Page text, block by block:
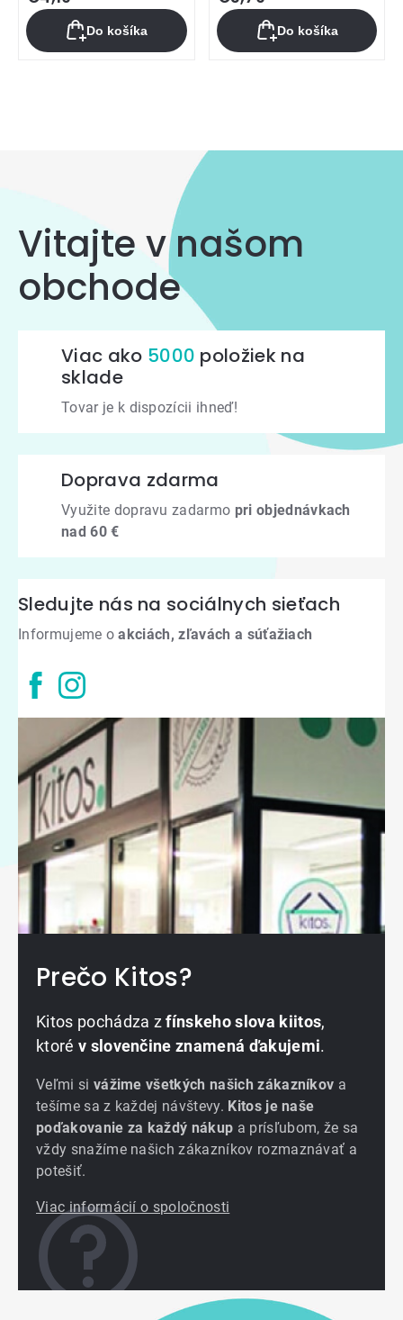
Do košíka Do košíka
prvky
výpisu
Vitajte v našom
obchode
Viac ako 5000 položiek na
sklade
Tovar je k dispozícii ihneď!
Doprava zdarma
Využite dopravu zadarmo pri objednávkach
nad 60 €
Sledujte nás na sociálnych sieťach
Informujeme oakciách, zľavách a súťažiach
Prečo Kitos?
Kitos pochádza zfínskeho slova kiitos,
ktoré v slovenčine znamená ďakujemi.
Veľmi si vážime všetkých našich zákazníkov a
tešíme sa z každej návštevy. Kitos je naše
poďakovanie za každý nákup a prísľubom, že sa
vždy snažíme našich zákazníkov rozmaznávať a
potešiť.
Viac informácií o spoločnosti